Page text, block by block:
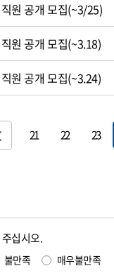
원 공개 모집(~3/25)
원 공개 모집(~3.18)
원 공개 모집(~3.24)
21 22 23
십시오.
불만족 매우불만족